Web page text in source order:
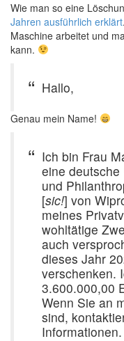
Wie man so eine
Jahren ausführlich erklärt
Maschine arbeitet und
kann.
Hallo,
Genau mein Name!
Ich bin Frau
eine
und
[sic!] von
meines
wohltätige
auch
dieses Jahr
verschenken.
3.600.000,00
Wenn Sie an
sind,
Informationen.